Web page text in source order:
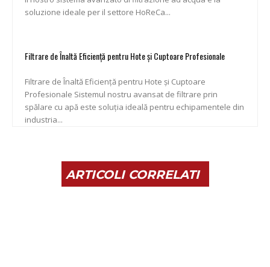
soluzione ideale per il settore HoReCa...
Filtrare de Înaltă Eficiență pentru Hote și Cuptoare Profesionale
Filtrare de Înaltă Eficiență pentru Hote și Cuptoare
Profesionale Sistemul nostru avansat de filtrare prin
spălare cu apă este soluția ideală pentru echipamentele din
industria...
ARTICOLI CORRELATI